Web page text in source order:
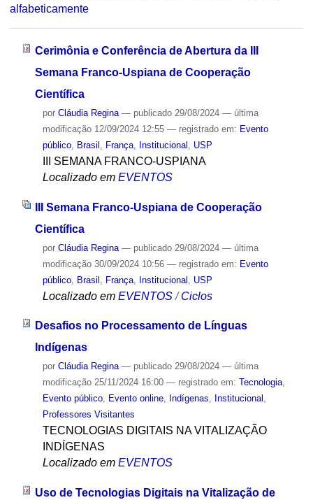
alfabeticamente
Cerimônia e Conferência de Abertura da III
Semana Franco-Uspiana de Cooperação
Científica
por Cláudia Regina — publicado29/08/2024 — última
modificação12/09/2024 12:55 — registrado em: Evento
público, Brasil França, Institucional USP
III SEMANA FRANCO-USPIANA
Localizado em EVENTOS
III Semana Franco-Uspiana de Cooperação
Científica
por Cláudia Regina — publicado29/08/2024 — última
modificação30/09/2024 10:56 — registrado em: Evento
público, Brasil França, Institucional USP
Localizado em EVENTOS /Ciclos
Desafios no Processamento de Línguas
Indígenas
por Cláudia Regina — publicado29/08/2024 — última
modificação25/11/2024 16:00 — registrado em: Tecnologia,
Evento público, Evento online, Indígenas, Institucional ,
Professores Visitantes
TECNOLOGIAS DIGITAIS NA VITALIZAÇÃO
INDÍGENAS
Localizado em EVENTOS
Uso de Tecnologias Digitais na Vitalização de